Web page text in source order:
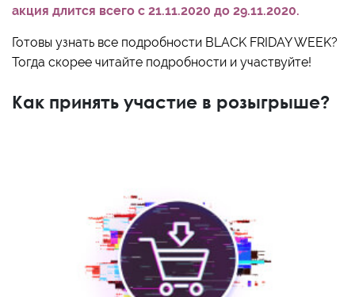
акция длится всего с 21.11.2020 до 29.11.2020.
Готовы узнать все подробности BLACK FRIDAY WEEK?
Тогда скорее читайте подробности и участвуйте!
Как принять участие в розыгрыше?